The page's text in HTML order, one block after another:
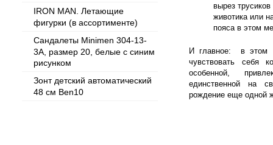
IRON MAN. Летающие
фигурки (в ассортименте)
Сандалеты Minimen 304-13-
3А, размер 20, белые с синим
рисунком
Зонт детский автоматический
48 см Ben10
вырез
животика или
пояса в этом
И главное: в этом
чувствовать себя
особенной,
единственной на
рождение еще одной